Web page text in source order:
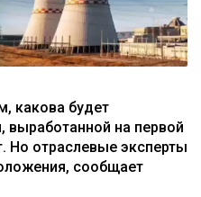
какова будет
выработанной на первой
Но отраслевые эксперты
сообщает